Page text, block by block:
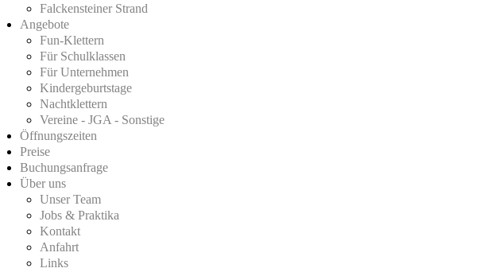
Falckensteiner Strand
Angebote
Fun-Klettern
Für Schulklassen
Für Unternehmen
Kindergeburtstage
Nachtklettern
Vereine - JGA - Sonstige
Öffnungszeiten
Preise
Buchungsanfrage
Über uns
Unser Team
Jobs & Praktika
Kontakt
Anfahrt
Links